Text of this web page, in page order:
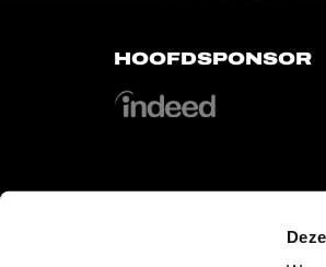
HOOFDSPONSOR
OFFICIAL